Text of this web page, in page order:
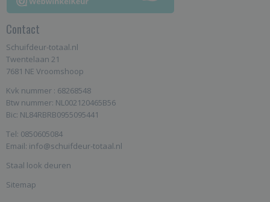
Contact
Schuifdeur-totaal.nl
Twentelaan 21
7681 NE Vroomshoop
Kvk nummer : 68268548
Btw nummer: NL002120465B56
Bic: NL84RBRB0955095441
Tel: 0850605084
Email: info@schuifdeur-totaal.nl
Staal look deuren
Sitemap